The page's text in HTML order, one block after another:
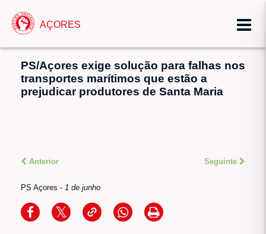
AÇORES
PS/Açores exige solução para falhas nos
transportes marítimos que estão a
prejudicar produtores de Santa Maria
Anterior Seguinte
PS Açores - 1 de junho